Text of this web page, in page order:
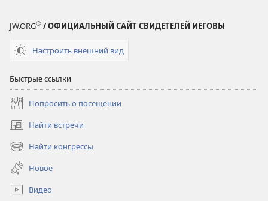
JW.ORG® / ОФИЦИАЛЬНЫЙ САЙТ СВИДЕТЕЛЕЙ ИЕГОВЫ
Настроить внешний вид
Быстрые ссылки
Попросить о посещении
Найти встречи
(открывается
в
новом
окне)
Найти конгрессы
(открывается
новом
окне)
Новое
Видео